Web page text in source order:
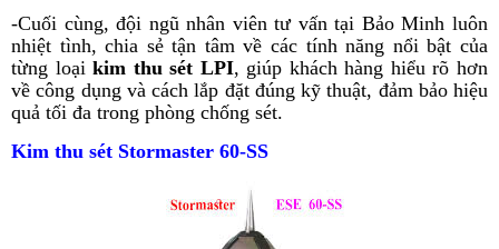
-Cuối cùng, đội ngũ nhân viên tư vấn tại Bảo Minh luôn
nhiệt tình, chia sẻ tận tâm về các tính năng nổi bật của
từng loạikim thu sét LPI, giúp khách hàng hiểu rõ hơn
về công dụng và cách lắp đặt đúng kỹ thuật, đảm bảo hiệu
quả tối đa trong phòng chống sét.
Kim thu sét Stormaster 60-SS